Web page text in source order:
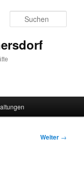
Weiter →